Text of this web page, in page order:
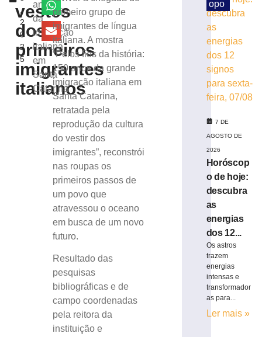
,
2
0
2
5
vestes
dos
primeiros
imigrantes
italianos
anos
da
imigração
italiana
em
Santa
Catarina
primeiro grupo de
imigrantes de língua
italiana. A mostra
“Pelos fios da história:
150 anos da grande
imigração italiana em
Santa Catarina,
retratada pela
reprodução da cultura
do vestir dos
imigrantes”, reconstrói
nas roupas os
primeiros passos de
um povo que
atravessou o oceano
em busca de um novo
futuro.
Resultado das
pesquisas
bibliográficas e de
campo coordenadas
pela reitora da
instituição e
barragem
de
Botuverá
por
R$
152,8
milhões
agosto
2026
Ler
mais
Defesa
Civil
confirma
segundo
tornado
em
pouco
mais
de
opo
7 DE
AGOSTO DE
2026
Horóscop
o de hoje:
descubra
as
energias
dos 12...
Os astros
trazem
energias
intensas e
transformador
as para...
Ler mais »